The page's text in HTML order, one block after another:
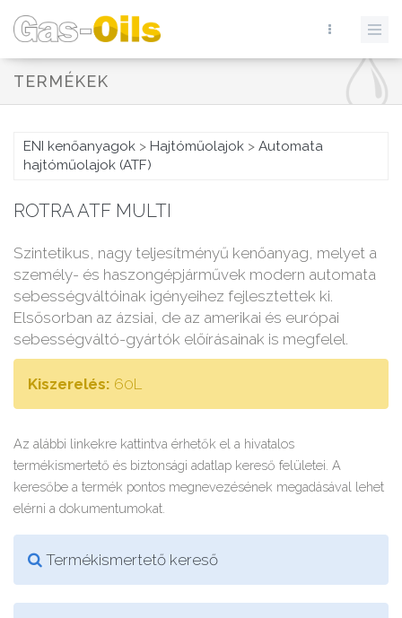
TERMÉKEK
ENI kenőanyagok > Hajtóműolajok > Automata
hajtóműolajok (ATF)
ROTRA ATF MULTI
Szintetikus, nagy teljesítményű kenőanyag, melyet a
személy- és haszongépjárművek modern automata
sebességváltóinak igényeihez fejlesztettek ki.
Elsősorban az ázsiai, de az amerikai és európai
sebességváltó-gyártók előírásainak is megfelel.
Kiszerelés: 60L
Az alábbi linkekre kattintva érhetők el a hivatalos
termékismertető és biztonsági adatlap kereső felületei. A
keresőbe a termék pontos megnevezésének megadásával lehet
elérni a dokumentumokat.
Termékismertető kereső